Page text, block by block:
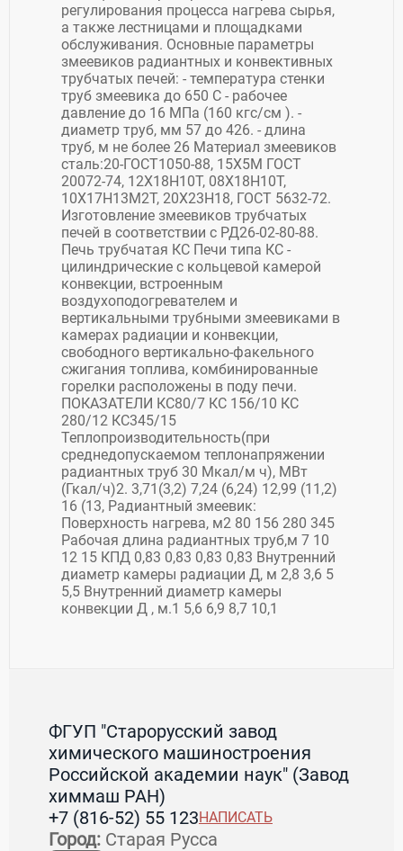
регулирования процесса нагрева сырья,
а также лестницами и площадками
обслуживания. Основные параметры
змеевиков радиантных и конвективных
трубчатых печей: - температура стенки
труб змеевика до 650 С - рабочее
давление до 16 МПа (160 кгс/см ). -
диаметр труб, мм 57 до 426. - длина
труб, м не более 26 Материал змеевиков
сталь:20-ГОСТ1050-88, 15Х5М ГОСТ
20072-74, 12Х18Н10Т, 08Х18Н10Т,
10Х17Н13М2Т, 20Х23Н18, ГОСТ 5632-72.
Изготовление змеевиков трубчатых
печей в соответствии с РД26-02-80-88.
Печь трубчатая КС Печи типа КС -
цилиндрические с кольцевой камерой
конвекции, встроенным
воздухоподогревателем и
вертикальными трубными змеевиками в
камерах радиации и конвекции,
свободного вертикально-факельного
сжигания топлива, комбинированные
горелки расположены в поду печи.
ПОКАЗАТЕЛИ КС80/7 КС 156/10 КС
280/12 КС345/15
Теплопроизводительность(при
среднедопускаемом теплонапряжении
радиантных труб 30 Мкал/м ч), МВт
(Гкал/ч)2. 3,71(3,2) 7,24 (6,24) 12,99 (11,2)
16 (13, Радиантный змеевик:
Поверхность нагрева, м2 80 156 280 345
Рабочая длина радиантных труб,м 7 10
12 15 КПД 0,83 0,83 0,83 0,83 Внутренний
диаметр камеры радиации Д, м 2,8 3,6 5
5,5 Внутренний диаметр камеры
конвекции Д , м.1 5,6 6,9 8,7 10,1
ФГУП "Старорусский завод
химического машиностроения
Российской академии наук" (Завод
химмаш РАН)
+7 (816-52) 55 123НАПИСАТЬ
Город: Старая Русса